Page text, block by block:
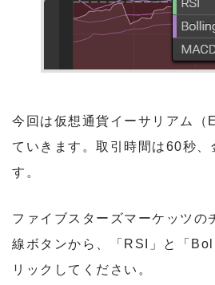
今回は仮想通貨イーサリアム（
ていきます。取引時間は60秒
す。
ファイブスターズマーケッツの
線ボタンから、「RSI」と「
リックしてください。